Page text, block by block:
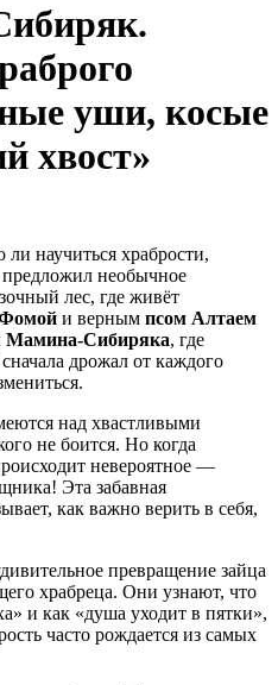
уши, косые
хвост»
ли научиться храбрости,
предложил необычное
лес, где живёт
и верным псом Алтаем
Мамина-Сибиряка, где
дрожал от каждого
над хвастливыми
не боится. Но когда
невероятное —
Эта забавная
как важно верить в себя,
превращение зайца
храбреца. Они узнают, что
и как «душа уходит в пятки»,
часто рождается из самых